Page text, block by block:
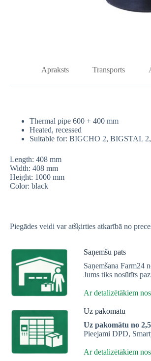
Apraksts Transports
Thermal pipe 600 + 400 mm
Heated, recessed
Suitable for: BIGCHO 2, BIGSTAL
Length: 408 mm
Width: 408 mm
Height: 1000 mm
Color: black
Piegādes veidi var atšķirties atkarībā no
Saņemšu pats
Saņemšana Farm24
Jums tiks nosūtīts
Ar detalizētākiem
Uz pakomātu
Uz pakomātu no
Pieejami DPD,
Ar detalizētākiem